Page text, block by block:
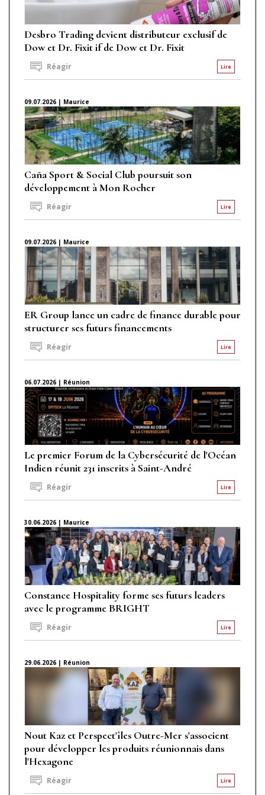
Desbro Trading devient distributeur exclusif de
Dow et Dr. Fixit if de Dow et Dr. Fixit
Lire
Réagir
09.07.2026 | Maurice
Caña Sport & Social Club poursuit son
développement à Mon Rocher
Lire
Réagir
09.07.2026 | Maurice
ER Group lance un cadre de finance durable pour
structurer ses futurs financements
Lire
Réagir
06.07.2026 | Réunion
Le premier Forum de la Cybersécurité de l'Océan
Indien réunit 231 inscrits à Saint-André
Lire
Réagir
30.06.2026 | Maurice
Constance Hospitality forme ses futurs leaders
avec le programme BRIGHT
Lire
Réagir
29.06.2026 | Réunion
Nout Kaz et Perspect'îles Outre-Mer s'associent
pour développer les produits réunionnais dans
l'Hexagone
Lire
Réagir